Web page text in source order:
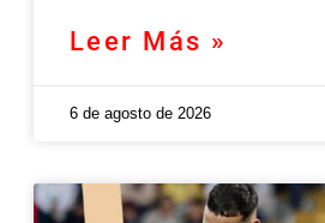
Leer Más »
6 de agosto de 2026